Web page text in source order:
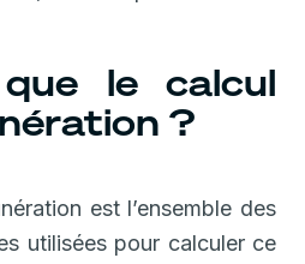
que le calcul
?
est l’ensemble des
utilisées pour calculer ce